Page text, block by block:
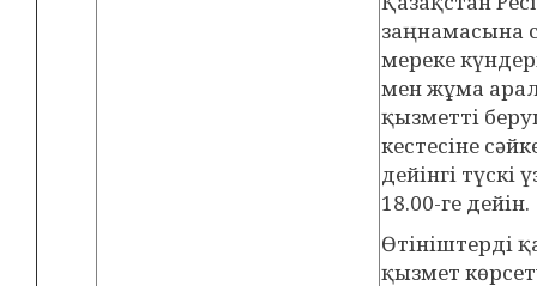
заңнамасына
мереке
мен жұма
қызметті
кестесіне
дейінгі түскі
18.00-ге дейін.
Өтініштерді
қызмет